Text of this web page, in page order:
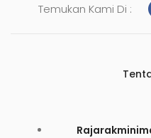
Temukan Kami Di :